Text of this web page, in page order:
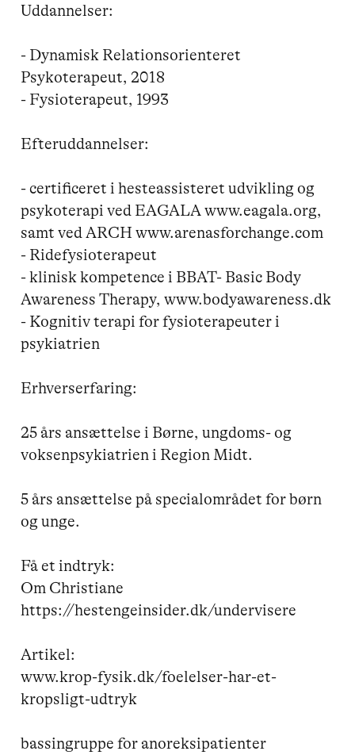
Uddannelser:
- Dynamisk Relationsorienteret
Psykoterapeut, 2018
- Fysioterapeut, 1993
Efteruddannelser:
- certificeret i hesteassisteret udvikling og
psykoterapi ved EAGALA www.eagala.org,
samt ved ARCH www.arenasforchange.com
- Ridefysioterapeut
- klinisk kompetence i BBAT- Basic Body
Awareness Therapy, www.bodyawareness.dk
- Kognitiv terapi for fysioterapeuter i
psykiatrien
Erhverserfaring:
25 års ansættelse i Børne, ungdoms- og
voksenpsykiatrien i Region Midt.
5 års ansættelse på specialområdet for børn
og unge.
Få et indtryk:
Om Christiane
https://hestengeinsider.dk/undervisere
Artikel:
www.krop-fysik.dk/foelelser-har-et-
kropsligt-udtryk
bassingruppe for anoreksipatienter